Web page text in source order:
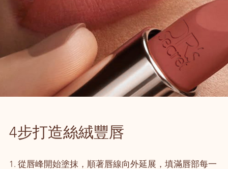
4步打造絲絨豐唇
1. 從唇峰開始塗抹，順著唇線向外延展，填滿唇部每一